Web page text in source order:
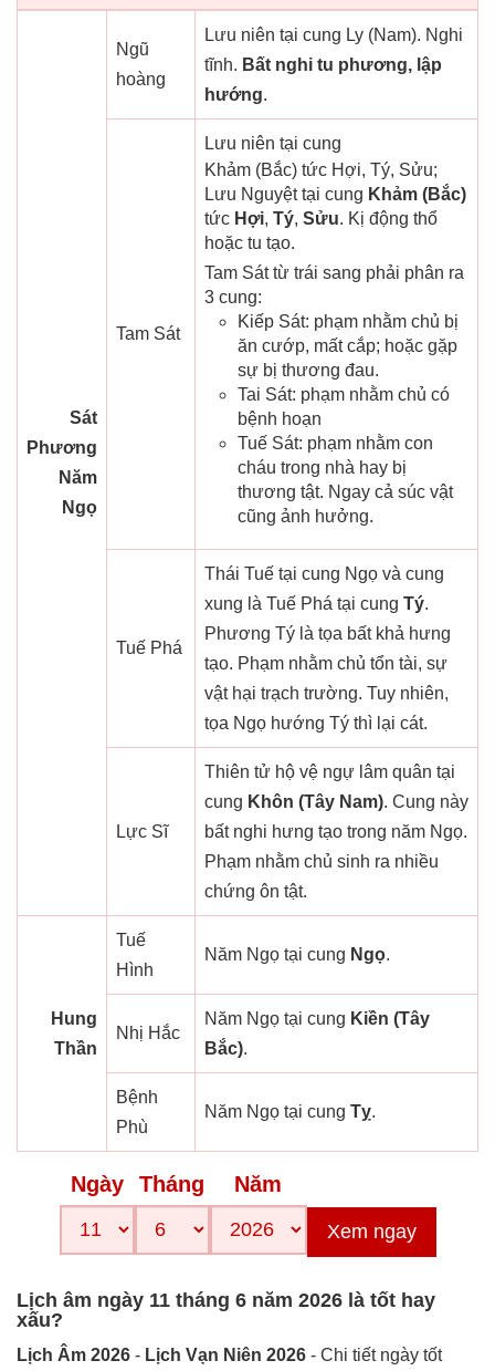
Sát
Phương
Năm
Ngọ
Ngũ
hoàng
Lưu niên tại cung Ly (Nam). Nghi
tĩnh. Bất nghi tu phương, lập
hướng.
Tam Sát
Lưu niên tại cung
Khảm (Bắc) tức Hợi, Tý, Sửu;
Lưu Nguyệt tại cung Khảm (Bắc)
tức Hợi, Tý, Sửu. Kị động thổ
hoặc tu tạo.
Tam Sát từ trái sang phải phân ra
3 cung:
Kiếp Sát: phạm nhằm chủ bị
ăn cướp, mất cắp; hoặc gặp
sự bị thương đau.
Tai Sát: phạm nhằm chủ có
bệnh hoạn
Tuế Sát: phạm nhằm con
cháu trong nhà hay bị
thương tật. Ngay cả súc vật
cũng ảnh hưởng.
Tuế Phá
Thái Tuế tại cung Ngọ và cung
xung là Tuế Phá tại cung Tý.
Phương Tý là tọa bất khả hưng
tạo. Phạm nhằm chủ tổn tài, sự
vật hại trạch trường. Tuy nhiên,
tọa Ngọ hướng Tý thì lại cát.
Lực Sĩ
Thiên tử hộ vệ ngự lâm quân tại
cung Khôn (Tây Nam). Cung này
bất nghi hưng tạo trong năm Ngọ.
Phạm nhằm chủ sinh ra nhiều
chứng ôn tật.
Hung
Thần
Tuế
Hình
Năm Ngọ tại cung Ngọ.
Nhị Hắc
Năm Ngọ tại cung Kiền (Tây
Bắc).
Bệnh
Phù
Năm Ngọ tại cung Tỵ.
Ngày Tháng Năm
Xem ngay
Lịch âm ngày 11 tháng 6 năm 2026 là tốt hay
xấu?
Lịch Âm 2026 - Lịch Vạn Niên 2026 - Chi tiết ngày tốt